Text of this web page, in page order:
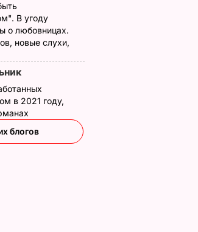
В угоду
о любовницах.
новые слухи,
в 2021 году,
блогов